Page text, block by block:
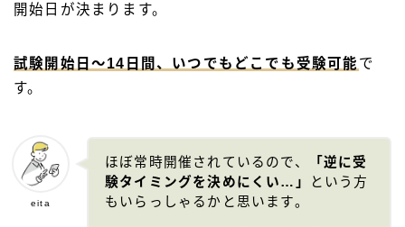
開始日が決まります。
試験開始日～14日間 、 いつでもどこでも受験可能 で
す。
eita
ほぼ常時開催されているので、
「逆に受
験タイミングを決めにくい…」
という方
もいらっしゃるかと思います。